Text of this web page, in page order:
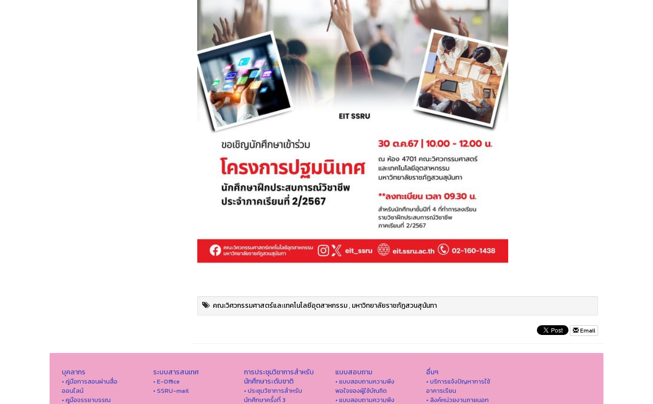
คณะวิศวกรรมศาสตร์และเทคโนโลยีอุตสาหกรรม,มหาวิทยาลัยราชภัฏสวนสุนันทา
Email
บุคลากร
• คู่มือการสอนผ่านสื่อ
ออนไลน์
• คูมือจรรยาบรรณ
ระบบสารสนเทศ
• E-Office
• SSRU-mail
การประชุมวิชาการสำหรับ
นักศึกษาระดับชาติ
• ประชุมวิชาการสำหรับ
นักศึกษาครั้งที่ 3
แบบสอบถาม
• แบบสอบถามความพึง
พอใจของผู้ใช้บัณฑิต
• แบบสอบถามความพึง
อื่นๆ
• บริการแจ้งปัญหาการใ่ช้
อาคารเรียน
• ลิงค์หน่วยงานภายนอก